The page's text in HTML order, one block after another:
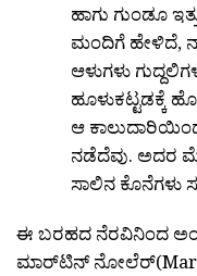
ಹಾಗು ಗುಂಡೂ
ಮಂದಿಗೆ ಹೇಳಿದೆ,
ಆಳುಗಳು
ಹೂಳುಕಟ್ಟಡಕ್ಕೆ
ಆ
ನಡೆದೆವು. ಅದರ
ಸಾಲಿನ ಕೊನೆಗಳು
ಈ ಬರಹದ ನೆರವಿನಿಂದ
ಮಾರ‍್‌ಟಿನ್